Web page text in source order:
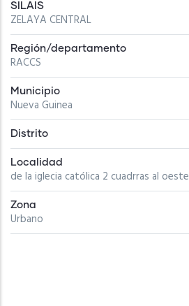
SILAIS
ZELAYA CENTRAL
Región/departamento
RACCS
Municipio
Nueva Guinea
Distrito
Localidad
de la iglecia católica 2 cuadrras al oeste
Zona
Urbano